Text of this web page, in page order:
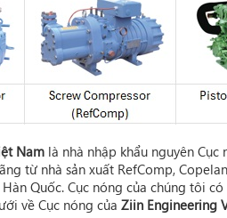
Nam là nhà nhập khẩu nguyên
từ nhà sản xuất RefComp,
Quốc. Cục nóng của chúng tôi
về Cục nóng của Ziin Engineering